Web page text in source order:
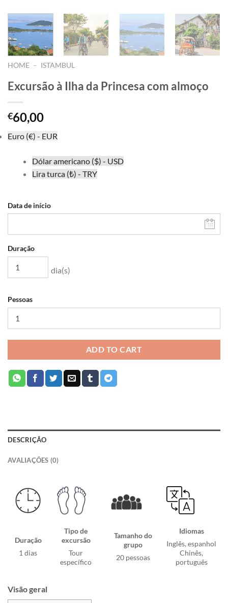
HOME – ISTAMBUL
Excursão à Ilha da Princesa com almoço
€60,00
Euro (€) - EUR
Dólar americano ($) - USD
Lira turca (₺) - TRY
Data de início
Duração
dia(s)
Pessoas
ADD TO CART
DESCRIÇÃO
AVALIAÇÕES (0)
Duração
1 dias
Tipo de
excursão
Tour
específico
Tamanho do
grupo
20 pessoas
Idiomas
Inglês, espanhol
Chinês,
português
Visão geral